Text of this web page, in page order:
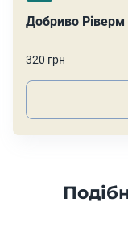
Добриво Ріверм
320 грн